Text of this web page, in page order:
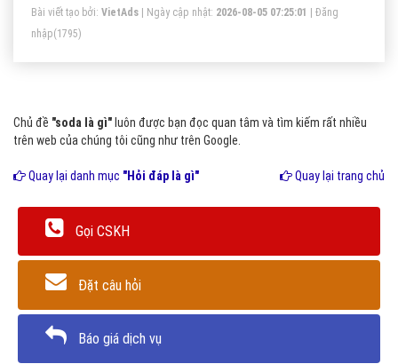
Bài viết tạo bởi: VietAds | Ngày cập nhật: 2026-08-05 07:25:01
Đăng
nhập(1795)
Chủ đề "soda là gì" luôn được bạn đọc quan tâm và tìm kiếm rất nhiều
trên web của chúng tôi cũng như trên Google.
Quay lại danh mục "Hỏi đáp là gì" Quay lại trang chủ
Gọi CSKH
Đặt câu hỏi
Báo giá dịch vụ